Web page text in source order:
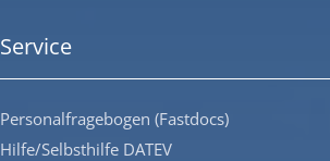
Service
Personalfragebogen (Fastdocs)
Hilfe/Selbsthilfe DATEV